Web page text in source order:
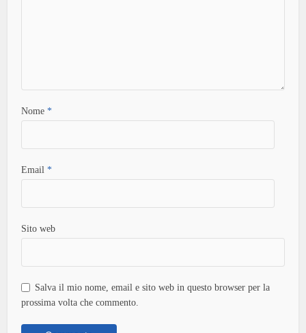
Nome*
Email*
Sito web
Salva il mio nome, email e sito web in questo browser per la
prossima volta che commento.